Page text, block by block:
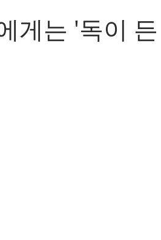
게는 '독이